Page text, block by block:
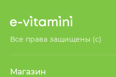
Все права защищены (с)
Магазин